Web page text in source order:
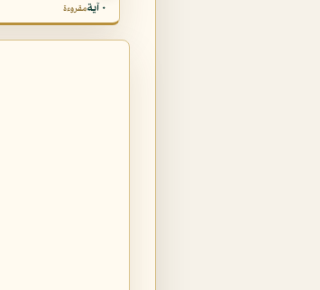
٠ آية مقروءة